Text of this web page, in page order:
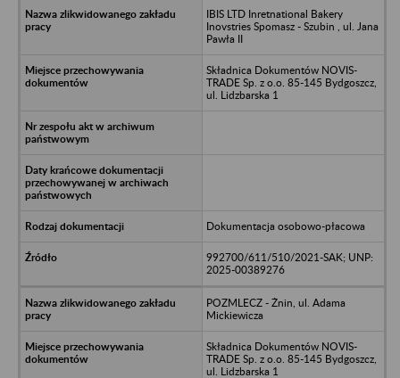
IBIS LTD Inretnational Bakery
Inovstries Spomasz - Szubin , ul. Jana
Pawła II
Składnica Dokumentów NOVIS-
TRADE Sp. z o.o. 85-145 Bydgoszcz,
ul. Lidzbarska 1
Dokumentacja osobowo-płacowa
992700/611/510/2021-SAK; UNP:
2025-00389276
POZMLECZ - Żnin, ul. Adama
Mickiewicza
Składnica Dokumentów NOVIS-
TRADE Sp. z o.o. 85-145 Bydgoszcz,
ul. Lidzbarska 1